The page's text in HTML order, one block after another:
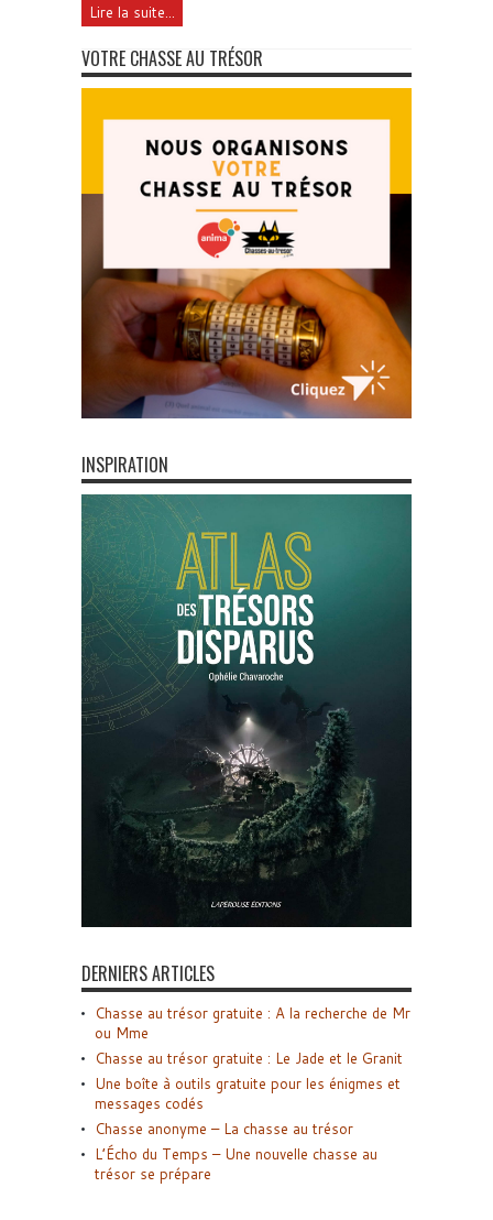
Lire la suite...
VOTRE CHASSE AU TRÉSOR
INSPIRATION
DERNIERS ARTICLES
Chasse au trésor gratuite : A la recherche de Mr
ou Mme
Chasse au trésor gratuite : Le Jade et le Granit
Une boîte à outils gratuite pour les énigmes et
messages codés
Chasse anonyme – La chasse au trésor
L’Écho du Temps – Une nouvelle chasse au
trésor se prépare